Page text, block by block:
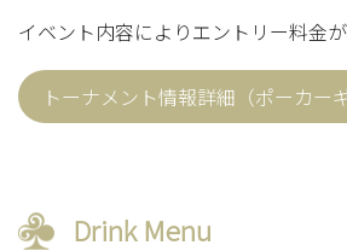
イベント内容によりエントリー料金が
トーナメント情報詳細（ポーカー
Drink Menu